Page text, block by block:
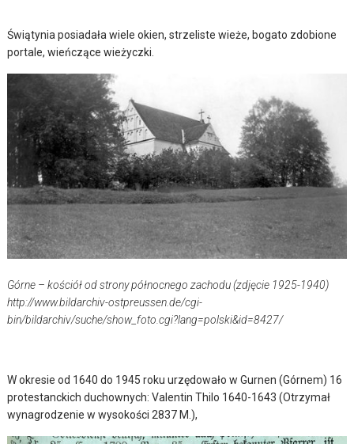
Świątynia posiadała wiele okien, strzeliste wieże, bogato zdobione
portale, wieńczące wieżyczki.
Górne – kościół od strony północnego zachodu (zdjęcie 1925-1940)
http://www.bildarchiv-ostpreussen.de/cgi-
bin/bildarchiv/suche/show_foto.cgi?lang=polski&id=8427/
W okresie od 1640 do 1945 roku urzędowało w Gurnen (Górnem) 16
protestanckich duchownych: Valentin Thilo 1640-1643 (Otrzymał
wynagrodzenie w wysokości 2837 M.),